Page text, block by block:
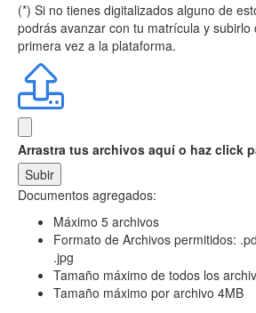
(*) Si no tienes digitalizados alguno de
podrás avanzar con tu matrícula y
primera vez a la plataforma.
Arrastra tus archivos aquí o haz click
Subir
Documentos agregados:
Máximo 5 archivos
Formato de Archivos permitidos:
.jpg
Tamaño máximo de todos los
Tamaño máximo por archivo 4MB